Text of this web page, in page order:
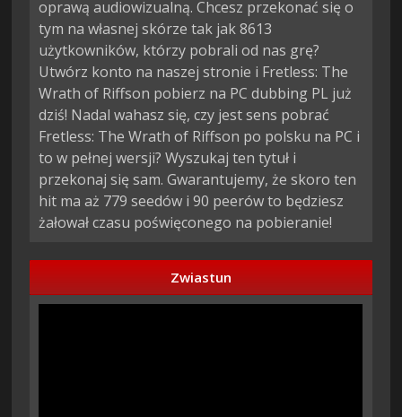
oprawą audiowizualną. Chcesz przekonać się o
tym na własnej skórze tak jak 8613
użytkowników, którzy pobrali od nas grę?
Utwórz konto na naszej stronie i Fretless: The
Wrath of Riffson pobierz na PC dubbing PL już
dziś! Nadal wahasz się, czy jest sens pobrać
Fretless: The Wrath of Riffson po polsku na PC i
to w pełnej wersji? Wyszukaj ten tytuł i
przekonaj się sam. Gwarantujemy, że skoro ten
hit ma aż 779 seedów i 90 peerów to będziesz
żałował czasu poświęconego na pobieranie!
Zwiastun